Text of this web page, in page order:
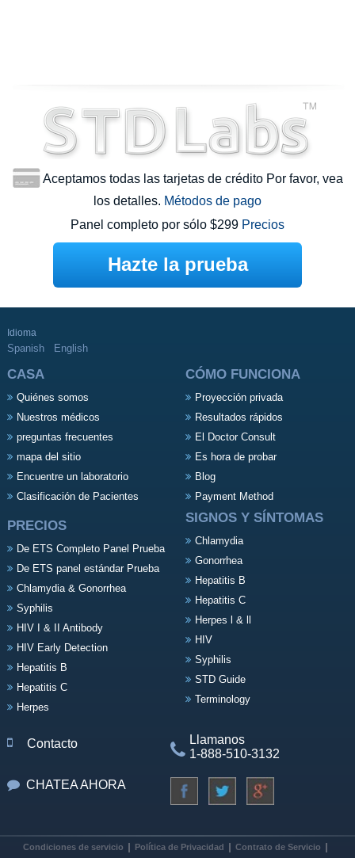
Aceptamos todas las tarjetas de crédito Por favor, vea
los detalles. Métodos de pago
Panel completo por sólo $299 Precios
Hazte la prueba
Idioma
Spanish English
CASA
Quiénes somos
Nuestros médicos
preguntas frecuentes
mapa del sitio
Encuentre un laboratorio
Clasificación de Pacientes
CÓMO FUNCIONA
Proyección privada
Resultados rápidos
El Doctor Consult
Es hora de probar
Blog
Payment Method
PRECIOS
De ETS Completo Panel Prueba
De ETS panel estándar Prueba
Chlamydia & Gonorrhea
Syphilis
HIV I & II Antibody
HIV Early Detection
Hepatitis B
Hepatitis C
Herpes
SIGNOS Y SÍNTOMAS
Chlamydia
Gonorrhea
Hepatitis B
Hepatitis C
Herpes l & ll
HIV
Syphilis
STD Guide
Terminology
Contacto
Llamanos
1-888-510-3132
CHATEA AHORA
Condiciones de servicio Política de Privacidad Contrato de Servicio